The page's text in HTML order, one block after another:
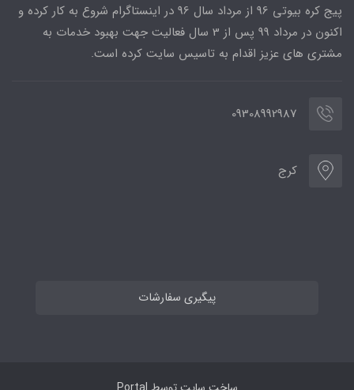
پیج کره بیوتی 96 از مرداد سال 96 در اینستاگرام شروع به کار کرده و
اکنون در مرداد 99 پس از 3 سال فعالیت جهت بهبود خدمات به
مشتری های عزیز اقدام به تاسیس سایت کرده است.
09308992987
کرج
پیگیری سفارشات